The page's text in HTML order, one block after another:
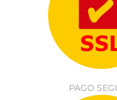
PAGO